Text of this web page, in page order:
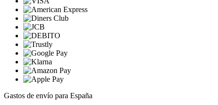
Gastos de envío para España